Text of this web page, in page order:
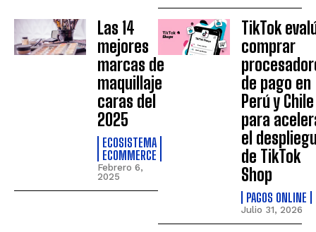
Las 14
mejores
marcas de
maquillaje
caras del
2025
ECOSISTEMA
ECOMMERCE
Febrero 6,
2025
TikTok
comprar
de pago en
Perú y Chile
para
el
de TikTok
Shop
PAGOS ONLINE
Julio 31, 2026